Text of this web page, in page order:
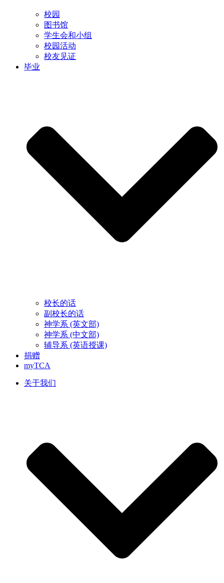
校园
图书馆
学生会和小组
校园活动
校友见证
毕业
校长的话
副校长的话
神学系 (英文部)
神学系 (中文部)
辅导系 (英语授课)
捐赠
myTCA
关于我们